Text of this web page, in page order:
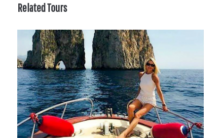
Related Tours